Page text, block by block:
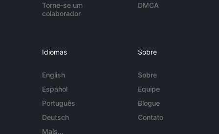
Torne-se um
colaborador
DMCA
Idiomas
English
Español
Português
Deutsch
Mais...
Sobre
Sobre
Equipe
Blogue
Contato